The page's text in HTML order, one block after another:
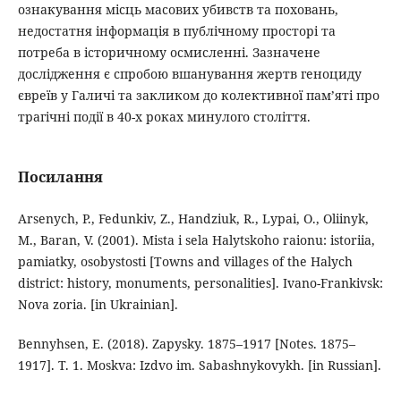
ознакування місць масових убивств та поховань,
недостатня інформація в публічному просторі та
потреба в історичному осмисленні. Зазначене
дослідження є спробою вшанування жертв геноциду
євреїв у Галичі та закликом до колективної пам’яті про
трагічні події в 40-х роках минулого століття.
Посилання
Arsenych, P., Fedunkiv, Z., Handziuk, R., Lypai, O., Oliinyk,
M., Baran, V. (2001). Mista i sela Halytskoho raionu: istoriia,
pamiatky, osobystosti [Towns and villages of the Halych
district: history, monuments, personalities]. Ivano-Frankivsk:
Nova zoria. [in Ukrainian].
Bennyhsen, E. (2018). Zapysky. 1875–1917 [Notes. 1875–
1917]. T. 1. Moskva: Izdvo im. Sabashnykovykh. [in Russian].